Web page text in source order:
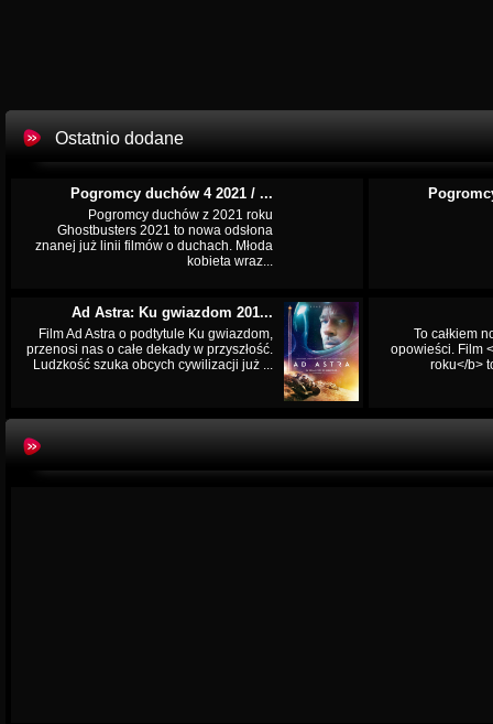
Ostatnio dodane
Pogromcy duchów 4 2021 / ...
Pogromcy duchów z 2021 roku
Ghostbusters 2021 to nowa odsłona
znanej już linii filmów o duchach. Młoda
kobieta wraz...
Ad Astra: Ku gwiazdom 201...
Film Ad Astra o podtytule Ku gwiazdom,
przenosi nas o całe dekady w przyszłość.
Ludzkość szuka obcych cywilizacji już ...
To całkiem
opowieści. Film
roku</b>